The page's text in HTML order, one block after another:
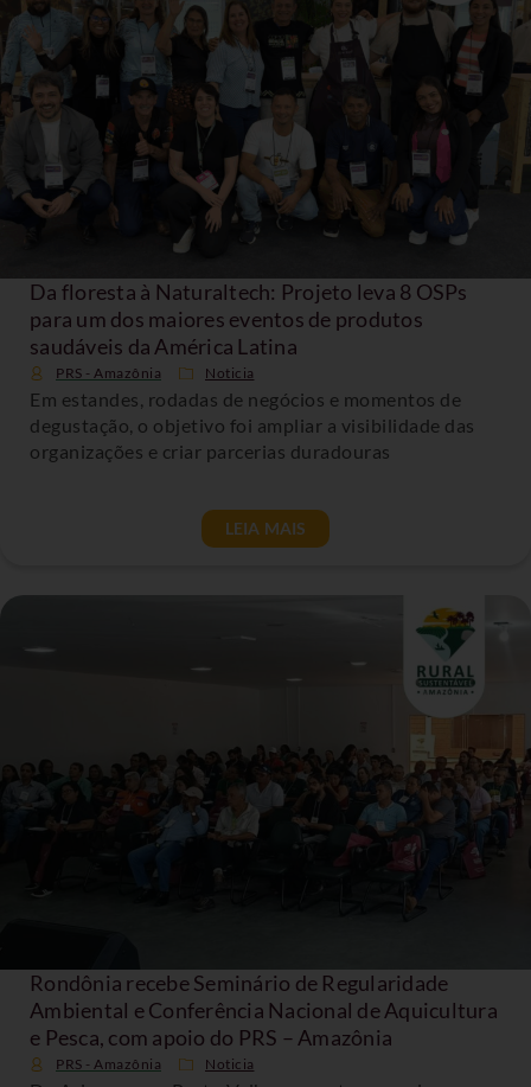
Da floresta à Naturaltech: Projeto leva 8 OSPs
para um dos maiores eventos de produtos
saudáveis da América Latina
PRS - Amazônia Noticia
Em estandes, rodadas de negócios e momentos de
degustação, o objetivo foi ampliar a visibilidade das
organizações e criar parcerias duradouras
LEIA MAIS
Rondônia recebe Seminário de Regularidade
Ambiental e Conferência Nacional de Aquicultura
e Pesca, com apoio do PRS – Amazônia
PRS - Amazônia Noticia